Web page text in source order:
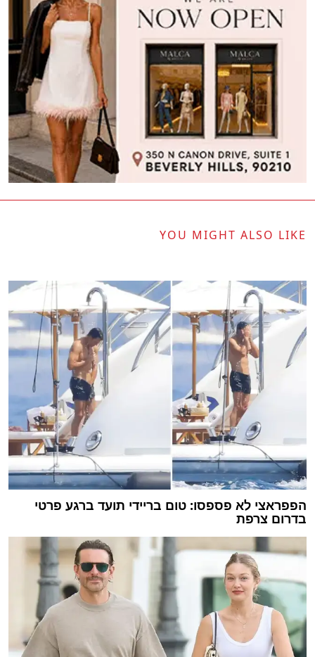
YOU MIGHT ALSO LIKE
הפפראצי לא פספסו: טום בריידי תועד ברגע פרטי
בדרום צרפת